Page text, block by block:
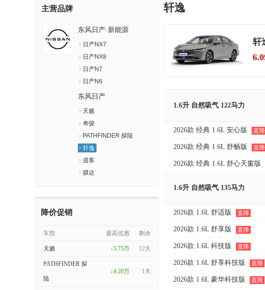
主营品牌
东风日产·新能源
日产NX7
日产NX8
日产N7
日产N6
东风日产
天籁
奇骏
PATHFINDER 探陆
轩逸
逍客
骐达
降价促销
车型 最高优惠 剩余
天籁 ↓5.75万 12天
PATHFINDER 探
陆
↓4.20万 1天
轩逸
轩
1.6升 自然吸气 122马力
2026款 经典 1.6L 安心版 直降
2026款 经典 1.6L 舒畅版 直降
2026款 经典 1.6L 舒心天窗版
1.6升 自然吸气 135马力
2026款 1.6L 舒适版 直降
2026款 1.6L 舒享版 直降
2026款 1.6L 科技版 直降
2026款 1.6L 舒享科技版 直降
2026款 1.6L 豪华科技版 直降